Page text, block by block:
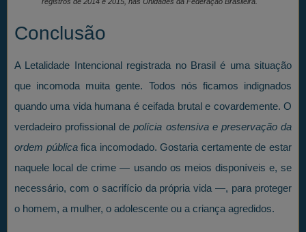
Conclusão
A Letalidade Intencional registrada no Brasil é uma situação
que incomoda muita gente. Todos nós ficamos indignados
quando uma vida humana é ceifada brutal e covardemente. O
verdadeiro profissional depolícia ostensiva e preservação da
ordem públicafica incomodado. Gostaria certamente de estar
naquele local de crime — usando os meios disponíveis e, se
necessário, com o sacrifício da própria vida —, para proteger
o homem, a mulher, o adolescente ou a criança agredidos.